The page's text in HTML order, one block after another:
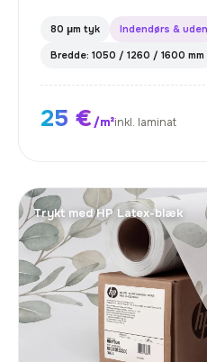
80 µm tyk Indendørs &
Bredde: 1050 / 1260 / 1600 mm
25 €/m²inkl. laminat
Trykt med HP Latex-blæk